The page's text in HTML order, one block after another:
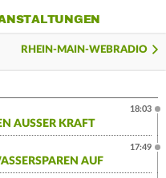
RHEIN-MAIN-WEBRADIO
AUSSER KRAFT
18:03
AUF
17:49